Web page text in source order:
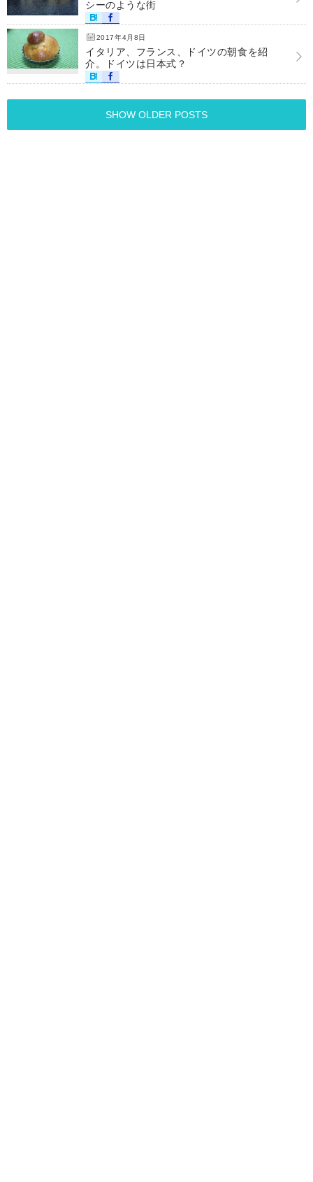
シーのような街
2017年4月8日
イタリア、フランス、ドイツの朝食を紹
介。ドイツは日本式？
SHOW OLDER POSTS